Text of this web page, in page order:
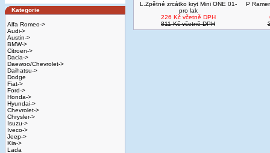
Kategorie
Alfa Romeo->
Audi->
Austin->
BMW->
Citroen->
Dacia->
Daewoo/Chevrolet->
Daihatsu->
Dodge
Fiat->
Ford->
Honda->
Hyundai->
Chevrolet->
Chrysler->
Isuzu->
Iveco->
Jeep->
Kia->
Lada
L.Zpětné zrcátko kryt Mini ONE 01-
pro lak
226 Kč včetně DPH
811 Kč včetně DPH
P